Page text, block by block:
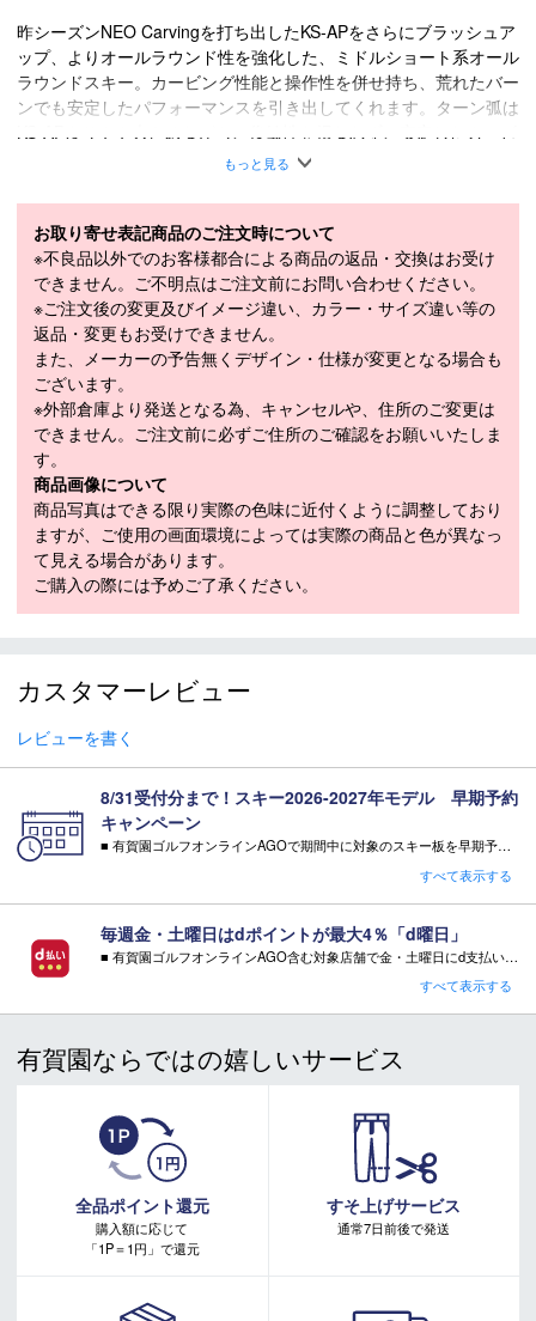
昨シーズンNEO Carvingを打ち出したKS-APをさらにブラッシュア
ップ、よりオールラウンド性を強化した、ミドルショート系オール
ラウンドスキー。カービング性能と操作性を併せ持ち、荒れたバー
ンでも安定したパフォーマンスを引き出してくれます。ターン弧は
ング性能を発揮してくれます。プライズテストにも最適です。KS-
いう意味合いが込められています。
NFウッドコア / A7178＆特殊F.R.P / ストラクチャー：クロス
SPECIFICATION
モデル
11001436
LENGTH（cm）
155cm / 160cm / 165cm / 170cm
SIDECUT（mm）
69-102mm）、165cm（117-69-102mm）、
170cm（117-69-102mm）
RADIUS（m）
165cm（13.8m）、170cm（14.7m）
WEIGHT（1/2g）
1,430g
原産国
モデル年
2026-2027
スキー 注意事項
＊取扱商品は、日本正規品です。
＊商品情報はディーラーカタログを基に表記しております。
＊製造の時期により、デザインが商品画像と異なる場合がご
ざいます。
＊製造上におきる細かい傷・汚れは、不良品に該当はしませ
＊店頭在庫と共有をしております。タイミングにより完売す
る場合がございます。
＊当WEBサイトにてビンディングを同時購入及びお持込みの
場合、取付工賃は無料です。
＊商品に質問などある場合は、ご購入前にショップまでお問
もっと見る
お取り寄せ表記商品のご注文時について
※不良品以外でのお客様都合による商品の返品・交換はお受け
できません。ご不明点はご注文前にお問い合わせください。
※ご注文後の変更及びイメージ違い、カラー・サイズ違い等の
返品・変更もお受けできません。
また、メーカーの予告無くデザイン・仕様が変更となる場合も
ございます。
※外部倉庫より発送となる為、キャンセルや、住所のご変更は
できません。ご注文前に必ずご住所のご確認をお願いいたしま
す。
商品画像について
商品写真はできる限り実際の色味に近付くように調整しており
ますが、ご使用の画面環境によっては実際の商品と色が異なっ
て見える場合があります。
ご購入の際には予めご了承ください。
カスタマーレビュー
レビューを書く
8/31受付分まで！スキー2026-2027年モデル 早期予約
キャンペーン
■ 有賀園ゴルフオンラインAGOで期間中に対象のスキー板を早期予約頂いた方に有償オプションを無料サービス！
※相当額として記載している有償オプション金額は当店の通常金額となります。
・特典をご希望の場合は、必ずページ内でご選択ください。
・特典をご希望されない場合、その相当額の値引き・ご返金はございません。
すべて表示する
毎週金・土曜日はdポイントが最大4％「d曜日」
■ 有賀園ゴルフオンラインAGO含む対象店舗で金・土曜日にd支払いをすると
■ キャンペーン期間：毎週 金・土曜日 AM 0:00 - PM 23:59
注意事項：
・有賀園ポイントの獲得には別途ログイン/新規登録が必要です。
・本特典は予告なく変更・中止させて頂く場合があります。
・本キャンペーンの特典を受ける場合、ドコモ専用ページでエントリーが必要です。
詳しくはこちらをご確認ください。
キャンペーンページ
すべて表示する
有賀園ならではの嬉しいサービス
全品ポイント還元
購入額に応じて
「1P＝1円」で還元
すそ上げサービス
通常7日前後で発送